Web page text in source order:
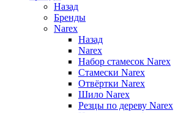
Назад
Бренды
Narex
Назад
Narex
Набор стамесок Narex
Стамески Narex
Отвёртки Narex
Шило Narex
Резцы по дереву Narex